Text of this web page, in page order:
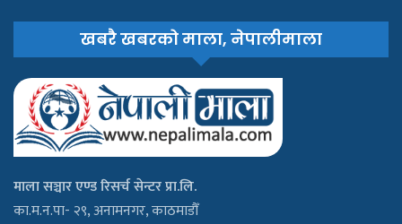
खबरै खबरको माला, नेपालीमाला
माला सञ्चार एण्ड रिसर्च सेन्टर प्रा.लि.
का.म.न.पा- २९, अनामनगर, काठमाडौँ